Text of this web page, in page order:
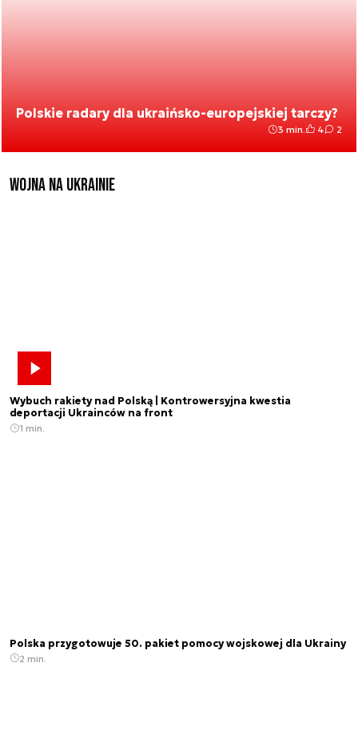
Polskie radary dla ukraińsko-europejskiej tarczy?
3 min. 4 2
Wojna na Ukrainie
Wybuch rakiety nad Polską | Kontrowersyjna kwestia
deportacji Ukrainców na front
1 min.
Polska przygotowuje 50. pakiet pomocy wojskowej dla Ukrainy
2 min.